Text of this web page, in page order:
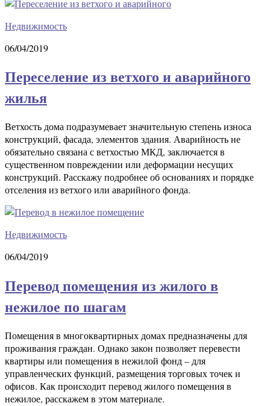
Недвижимость
06/04/2019
Переселение из ветхого и аварийного
жилья
Ветхость дома подразумевает значительную степень износа
конструкций, фасада, элементов здания. Аварийность не
обязательно связана с ветхостью МКД, заключается в
существенном повреждении или деформации несущих
конструкций. Расскажу подробнее об основаниях и порядке
отселения из ветхого или аварийного фонда.
Недвижимость
06/04/2019
Перевод помещения из жилого в
нежилое по шагам
Помещения в многоквартирных домах предназначены для
проживания граждан. Однако закон позволяет перевести
квартиры или помещения в нежилой фонд – для
управленческих функций, размещения торговых точек и
офисов. Как происходит перевод жилого помещения в
нежилое, расскажем в этом материале.